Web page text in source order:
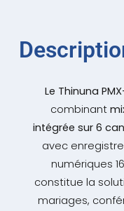
Le Thinuna
combinant
intégrée sur 6
avec
numériques
constitue la
mariages,